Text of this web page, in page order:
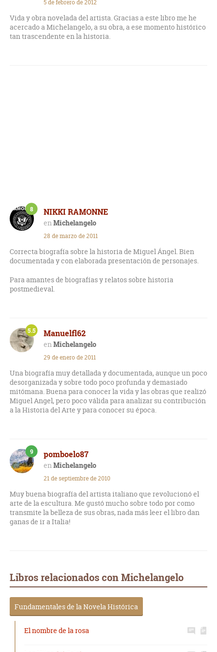
5 de febrero de 2012
Vida y obra novelada del artista. Gracias a este libro me he
acercado a Michelangelo, a su obra, a ese momento histórico
tan trascendente en la historia.
NIKKI RAMONNE
Michelangelo
8
28 de marzo de 2011
Correcta biografía sobre la historia de Miguel Ángel. Bien
documentada y con elaborada presentación de personajes.
Para amantes de biografías y relatos sobre historia
postmedieval.
Manuelfl62
Michelangelo
5.5
29 de enero de 2011
Una biografía muy detallada y documentada, aunque un poco
desorganizada y sobre todo poco profunda y demasiado
mitómana. Buena para conocer la vida y las obras que realizó
Miguel Angel, pero poco válida para analizar su contribución
a la Historia del Arte y para conocer su época.
pomboelo87
Michelangelo
9
21 de septiembre de 2010
Muy buena biografía del artista italiano que revolucionó el
arte de la escultura. Me gustó mucho sobre todo por como
transmite la belleza de sus obras, nada más leer el libro dan
ganas de ir a Italia!
Libros relacionados con Michelangelo
Fundamentales de la Novela Histórica
El nombre de la rosa